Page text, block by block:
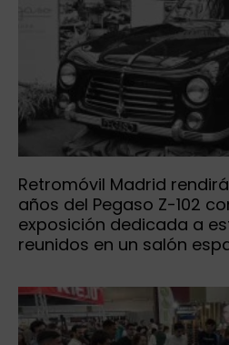
Retromóvil Madrid
años del Pegaso Z-102
exposición dedicada a
reunidos en un salón